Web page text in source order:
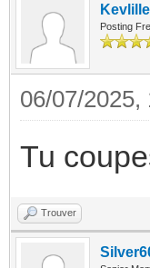
Kevlille
Posting
06/07/2025,
Tu
Trouver